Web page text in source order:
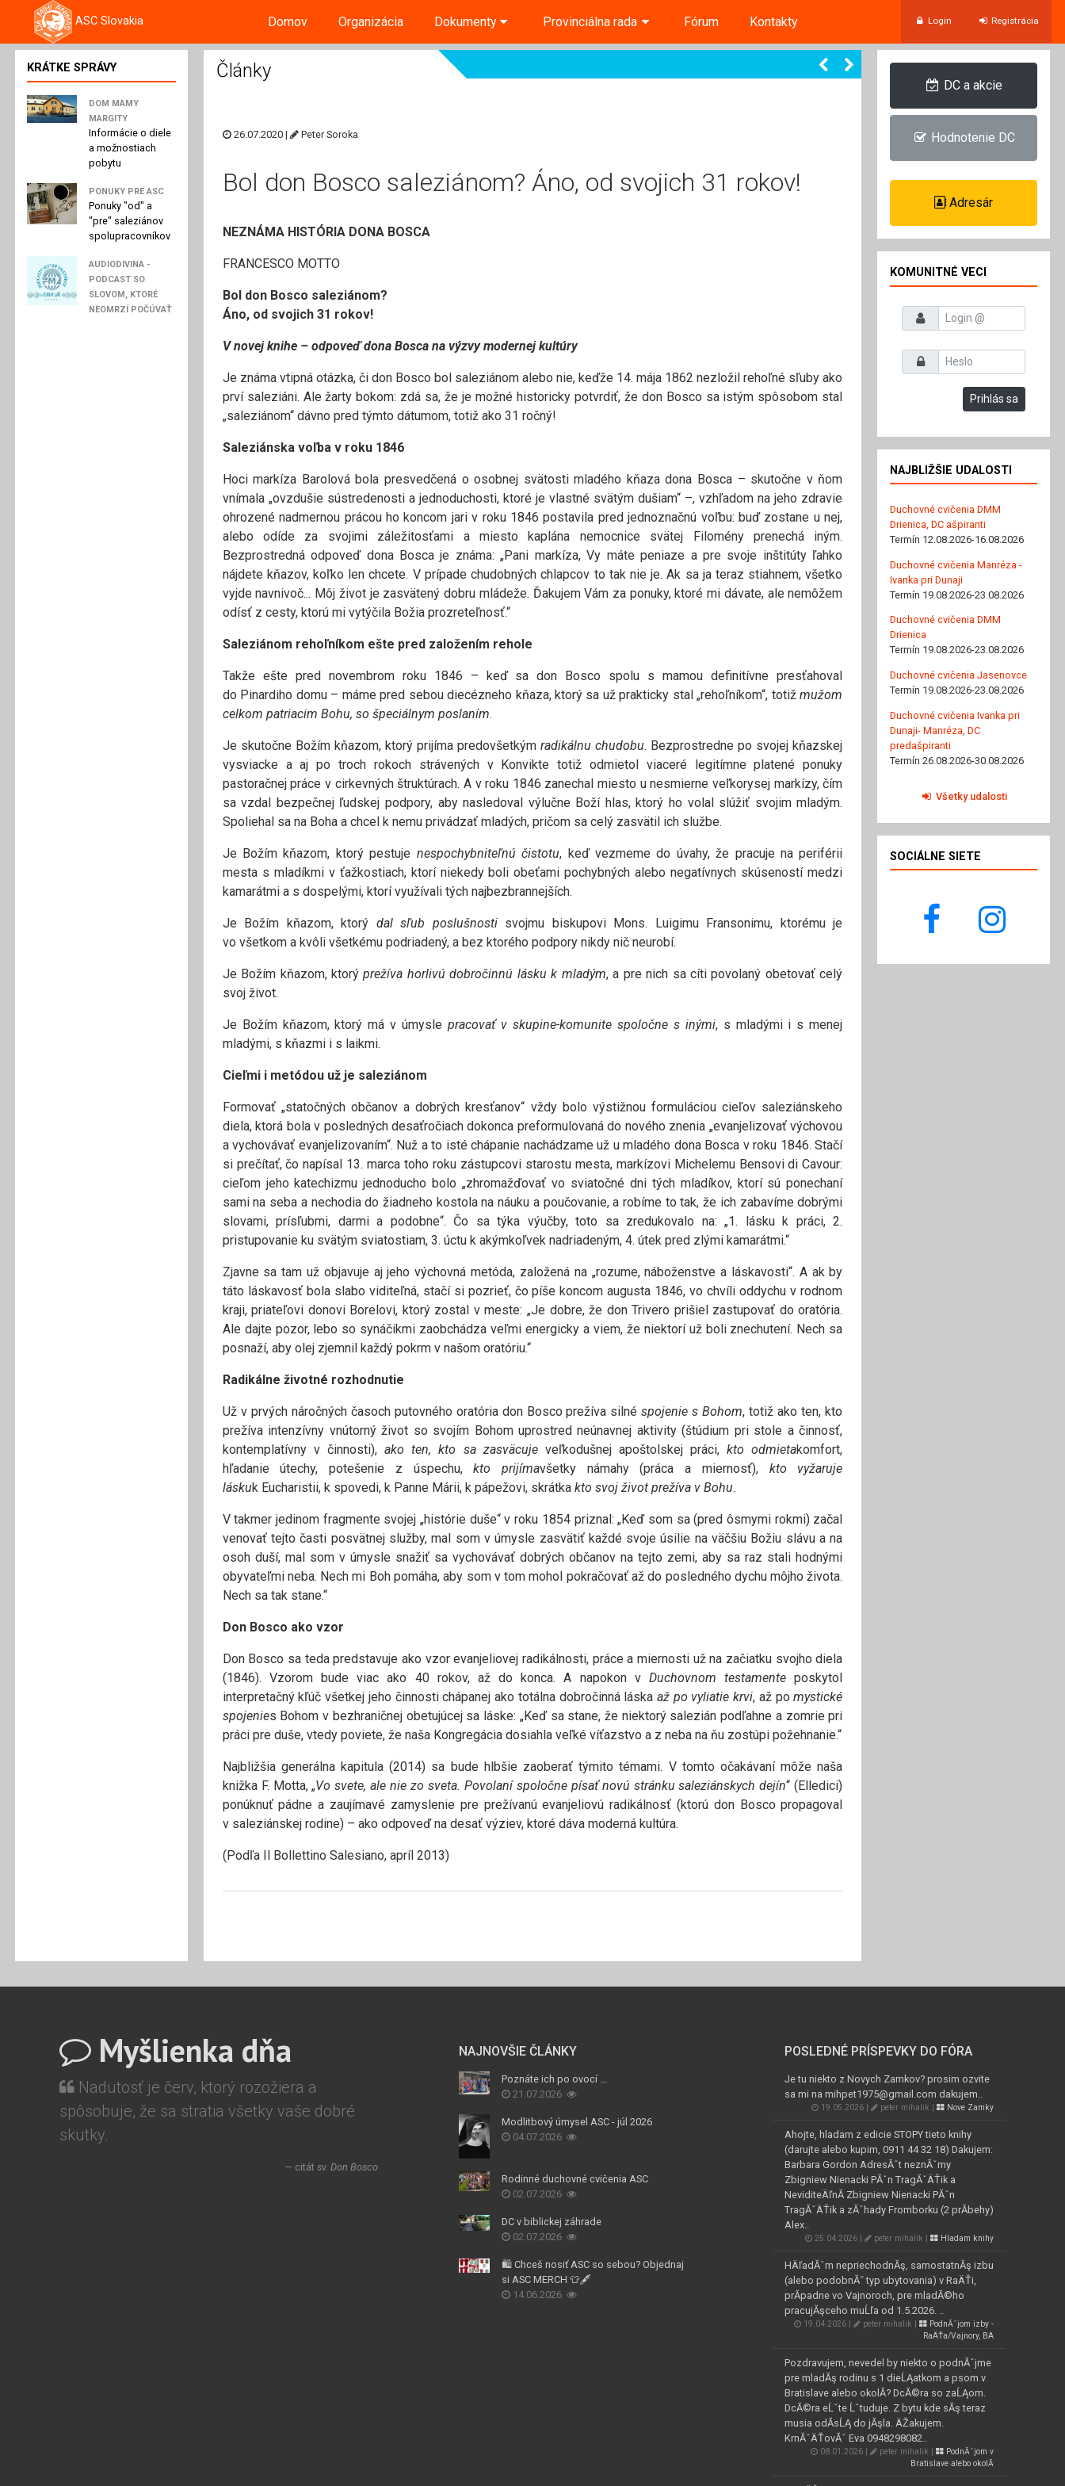
ASC Slovakia Domov Organizácia Dokumenty Provinciálna rada Fórum Kontakty Login Registrácia
KRÁTKE SPRÁVY
DOM MAMY
MARGITY
Informácie o diele
a možnostiach
pobytu
PONUKY PRE ASC
Ponuky "od" a
"pre" saleziánov
spolupracovníkov
AUDIODIVINA -
PODCAST SO
SLOVOM, KTORÉ
NEOMRZÍ POČÚVAŤ
Články
26.07.2020 | Peter Soroka
Bol don Bosco saleziánom? Áno, od svojich 31 rokov!
NEZNÁMA HISTÓRIA DONA BOSCA
FRANCESCO MOTTO
Bol don Bosco saleziánom?
Áno, od svojich 31 rokov!
V novej knihe – odpoveď dona Bosca na výzvy modernej kultúry
Je známa vtipná otázka, či don Bosco bol saleziánom alebo nie, keďže 14. mája 1862 nezložil rehoľné sľuby ako
prví saleziáni. Ale žarty bokom: zdá sa, že je možné historicky potvrdiť, že don Bosco sa istým spôsobom stal
„saleziánom“ dávno pred týmto dátumom, totiž ako 31 ročný!
Saleziánska voľba v roku 1846
Hoci markíza Barolová bola presvedčená o osobnej svätosti mladého kňaza dona Bosca – skutočne v ňom
vnímala „ovzdušie sústredenosti a jednoduchosti, ktoré je vlastné svätým dušiam“ –, vzhľadom na jeho zdravie
ohrozené nadmernou prácou ho koncom jari v roku 1846 postavila pred jednoznačnú voľbu: buď zostane u nej,
alebo odíde za svojimi záležitosťami a miesto kaplána nemocnice svätej Filomény prenechá iným.
Bezprostredná odpoveď dona Bosca je známa: „Pani markíza, Vy máte peniaze a pre svoje inštitúty ľahko
nájdete kňazov, koľko len chcete. V prípade chudobných chlapcov to tak nie je. Ak sa ja teraz stiahnem, všetko
vyjde navnivoč... Môj život je zasvätený dobru mládeže. Ďakujem Vám za ponuky, ktoré mi dávate, ale nemôžem
odísť z cesty, ktorú mi vytýčila Božia prozreteľnosť.“
Saleziánom rehoľníkom ešte pred založením rehole
Takže ešte pred novembrom roku 1846 – keď sa don Bosco spolu s mamou definitívne presťahoval
do Pinardiho domu – máme pred sebou diecézneho kňaza, ktorý sa už prakticky stal „rehoľníkom“, totižmužom
celkom patriacim Bohu, so špeciálnym poslaním.
Je skutočne Božím kňazom, ktorý prijíma predovšetkýmradikálnu chudobu. Bezprostredne po svojej kňazskej
vysviacke a aj po troch rokoch strávených v Konvikte totiž odmietol viaceré legitímne platené ponuky
pastoračnej práce v cirkevných štruktúrach. A v roku 1846 zanechal miesto u nesmierne veľkorysej markízy, čím
sa vzdal bezpečnej ľudskej podpory, aby nasledoval výlučne Boží hlas, ktorý ho volal slúžiť svojim mladým.
Spoliehal sa na Boha a chcel k nemu privádzať mladých, pričom sa celý zasvätil ich službe.
Je Božím kňazom, ktorý pestuje nespochybniteľnú čistotu, keď vezmeme do úvahy, že pracuje na periférii
mesta s mladíkmi v ťažkostiach, ktorí niekedy boli obeťami pochybných alebo negatívnych skúseností medzi
kamarátmi a s dospelými, ktorí využívali tých najbezbrannejších.
Je Božím kňazom, ktorý dal sľub poslušnostisvojmu biskupovi Mons. Luigimu Fransonimu, ktorému je
vo všetkom a kvôli všetkému podriadený, a bez ktorého podpory nikdy nič neurobí.
Je Božím kňazom, ktorýprežíva horlivú dobročinnú lásku k mladým, a pre nich sa cíti povolaný obetovať celý
svoj život.
Je Božím kňazom, ktorý má v úmyslepracovať v skupine-komunite spoločne s inými, s mladými i s menej
mladými, s kňazmi i s laikmi.
Cieľmi i metódou už je saleziánom
Formovať „statočných občanov a dobrých kresťanov“ vždy bolo výstižnou formuláciou cieľov saleziánskeho
diela, ktorá bola v posledných desaťročiach dokonca preformulovaná do nového znenia „evanjelizovať výchovou
a vychovávať evanjelizovaním“. Nuž a to isté chápanie nachádzame už u mladého dona Bosca v roku 1846. Stačí
si prečítať, čo napísal 13. marca toho roku zástupcovi starostu mesta, markízovi Michelemu Bensovi di Cavour:
cieľom jeho katechizmu jednoducho bolo „zhromažďovať vo sviatočné dni tých mladíkov, ktorí sú ponechaní
sami na seba a nechodia do žiadneho kostola na náuku a poučovanie, a robíme to tak, že ich zabavíme dobrými
slovami, prísľubmi, darmi a podobne“. Čo sa týka výučby, toto sa zredukovalo na: „1. lásku k práci, 2.
pristupovanie ku svätým sviatostiam, 3. úctu k akýmkoľvek nadriadeným, 4. útek pred zlými kamarátmi.“
Zjavne sa tam už objavuje aj jeho výchovná metóda, založená na „rozume, náboženstve a láskavosti“. A ak by
táto láskavosť bola slabo viditeľná, stačí si pozrieť, čo píše koncom augusta 1846, vo chvíli oddychu v rodnom
kraji, priateľovi donovi Borelovi, ktorý zostal v meste: „Je dobre, že don Trivero prišiel zastupovať do oratória.
Ale dajte pozor, lebo so synáčikmi zaobchádza veľmi energicky a viem, že niektorí už boli znechutení. Nech sa
posnaží, aby olej zjemnil každý pokrm v našom oratóriu.“
Radikálne životné rozhodnutie
Už v prvých náročných časoch putovného oratória don Bosco prežíva silnéspojenie s Bohom, totiž ako ten, kto
prežíva intenzívny vnútorný život so svojím Bohom uprostred neúnavnej aktivity (štúdium pri stole a činnosť,
kontemplatívny v činnosti),ako ten, kto sa zasväcuje veľkodušnej apoštolskej práci,kto odmietakomfort,
hľadanie útechy, potešenie z úspechu,kto prijímavšetky námahy (práca a miernosť), kto vyžaruje
láskuk Eucharistii, k spovedi, k Panne Márii, k pápežovi, skrátka kto svoj život prežíva v Bohu.
V takmer jedinom fragmente svojej „histórie duše“ v roku 1854 priznal: „Keď som sa (pred ôsmymi rokmi) začal
venovať tejto časti posvätnej služby, mal som v úmysle zasvätiť každé svoje úsilie na väčšiu Božiu slávu a na
osoh duší, mal som v úmysle snažiť sa vychovávať dobrých občanov na tejto zemi, aby sa raz stali hodnými
obyvateľmi neba. Nech mi Boh pomáha, aby som v tom mohol pokračovať až do posledného dychu môjho života.
Nech sa tak stane.“
Don Bosco ako vzor
Don Bosco sa teda predstavuje ako vzor evanjeliovej radikálnosti, práce a miernosti už na začiatku svojho diela
(1846). Vzorom bude viac ako 40 rokov, až do konca. A napokon v Duchovnom testamente poskytol
interpretačný kľúč všetkej jeho činnosti chápanej ako totálna dobročinná láska až po vyliatie krvi, až pomystické
spojenies Bohom v bezhraničnej obetujúcej sa láske: „Keď sa stane, že niektorý salezián podľahne a zomrie pri
práci pre duše, vtedy poviete, že naša Kongregácia dosiahla veľké víťazstvo a z neba na ňu zostúpi požehnanie.“
Najbližšia generálna kapitula (2014) sa bude hlbšie zaoberať týmito témami. V tomto očakávaní môže naša
knižka F. Motta, „Vo svete, ale nie zo sveta. Povolaní spoločne písať novú stránku saleziánskych dejín“ (Elledici)
ponúknuť pádne a zaujímavé zamyslenie pre prežívanú evanjeliovú radikálnosť (ktorú don Bosco propagoval
v saleziánskej rodine) – ako odpoveď na desať výziev, ktoré dáva moderná kultúra.
(Podľa Il Bollettino Salesiano, apríl 2013)
DC a akcie
Hodnotenie DC
Adresár
KOMUNITNÉ VECI
Prihlasovacie meno
Heslo
Prihlás sa
NAJBLIŽŠIE UDALOSTI
Duchovné cvičenia DMM
Drienica, DC ašpiranti
Termín 12.08.2026-16.08.2026
Duchovné cvičenia Manréza -
Ivanka pri Dunaji
Termín 19.08.2026-23.08.2026
Duchovné cvičenia DMM
Drienica
Termín 19.08.2026-23.08.2026
Duchovné cvičenia Jasenovce
Termín 19.08.2026-23.08.2026
Duchovné cvičenia Ivanka pri
Dunaji- Manréza, DC
predašpiranti
Termín 26.08.2026-30.08.2026
Všetky udalosti
SOCIÁLNE SIETE
Myšlienka dňa
Nadutosť je červ, ktorý rozožiera a
spôsobuje, že sa stratia všetky vaše dobré
skutky.
citát sv. Don Bosco
NAJNOVŠIE ČLÁNKY
Poznáte ich po ovocí ...
21.07.2026
Modlitbový úmysel ASC - júl 2026
04.07.2026
Rodinné duchovné cvičenia ASC
02.07.2026
DC v biblickej záhrade
02.07.2026
🛍️ Chceš nosiť ASC so sebou? Objednaj
si ASC MERCH 👕🖋️
14.06.2026
POSLEDNÉ PRÍSPEVKY DO FÓRA
Je tu niekto z Novych Zamkov? prosim ozvite
sa mi na mihpet1975@gmail.com dakujem..
19.05.2026 | peter mihalik | Nove Zamky
Ahojte, hladam z edicie STOPY tieto knihy
(darujte alebo kupim, 0911 44 32 18) Dakujem:
Barbara Gordon AdresĂˇt neznĂˇmy
Zbigniew Nienacki PĂˇn TragĂˇÄŤik a
NeviditeÄľnĂ­ Zbigniew Nienacki PĂˇn
TragĂˇÄŤik a zĂˇhady Fromborku (2 prĂ­behy)
Alex..
25.04.2026 | peter mihalik | Hladam knihy
HÄľadĂˇm nepriechodnĂş, samostatnĂş izbu
(alebo podobnĂ˝ typ ubytovania) v RaÄŤi,
prĂ­padne vo Vajnoroch, pre mladĂ©ho
pracujĂşceho muĹľa od 1.5.2026. ..
19.04.2026 | peter mihalik |
PodnĂˇjom izby -
RaÄŤa/Vajnory, BA
Pozdravujem, nevedel by niekto o podnĂˇjme
pre mladĂş rodinu s 1 dieĹĄatkom a psom v
Bratislave alebo okolĂ­? DcĂ©ra so zaĹĄom.
DcĂ©ra eĹˇte Ĺˇtuduje. Z bytu kde sĂş teraz
musia odĂ­sĹĄ do jĂşla. ÄŽakujem.
KrnĂˇÄŤovĂˇ Eva 0948298082..
08.01.2026 | peter mihalik |
PodnĂˇjom v
Bratislave alebo okolĂ­